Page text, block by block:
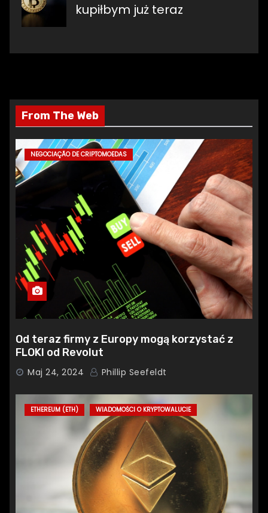
kupiłbym już teraz
From The Web
NEGOCIAÇÃO DE CRIPTOMOEDAS
Od teraz firmy z Europy mogą korzystać z
FLOKI od Revolut
Maj 24, 2024 Phillip Seefeldt
ETHEREUM (ETH) WIADOMOŚCI O KRYPTOWALUCIE